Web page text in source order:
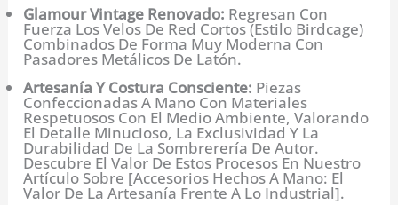
Glamour Vintage Renovado: Regresan Con
Fuerza Los Velos De Red Cortos (estilo Birdcage)
Combinados De Forma Muy Moderna Con
Pasadores Metálicos De Latón.
Artesanía Y Costura Consciente: Piezas
Confeccionadas A Mano Con Materiales
Respetuosos Con El Medio Ambiente, Valorando
El Detalle Minucioso, La Exclusividad Y La
Durabilidad De La Sombrerería De Autor.
Descubre El Valor De Estos Procesos En Nuestro
Artículo Sobre [Accesorios Hechos A Mano: El
Valor De La Artesanía Frente A Lo Industrial].